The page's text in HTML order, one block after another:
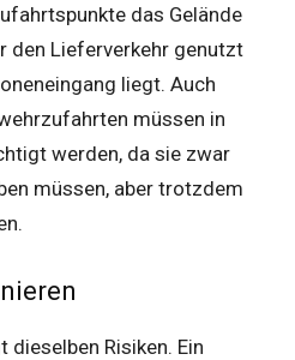
das Gelände
den Lieferverkehr genutzt
liegt. Auch
müssen in
werden, da sie zwar
müssen, aber trotzdem
Risiken. Ein